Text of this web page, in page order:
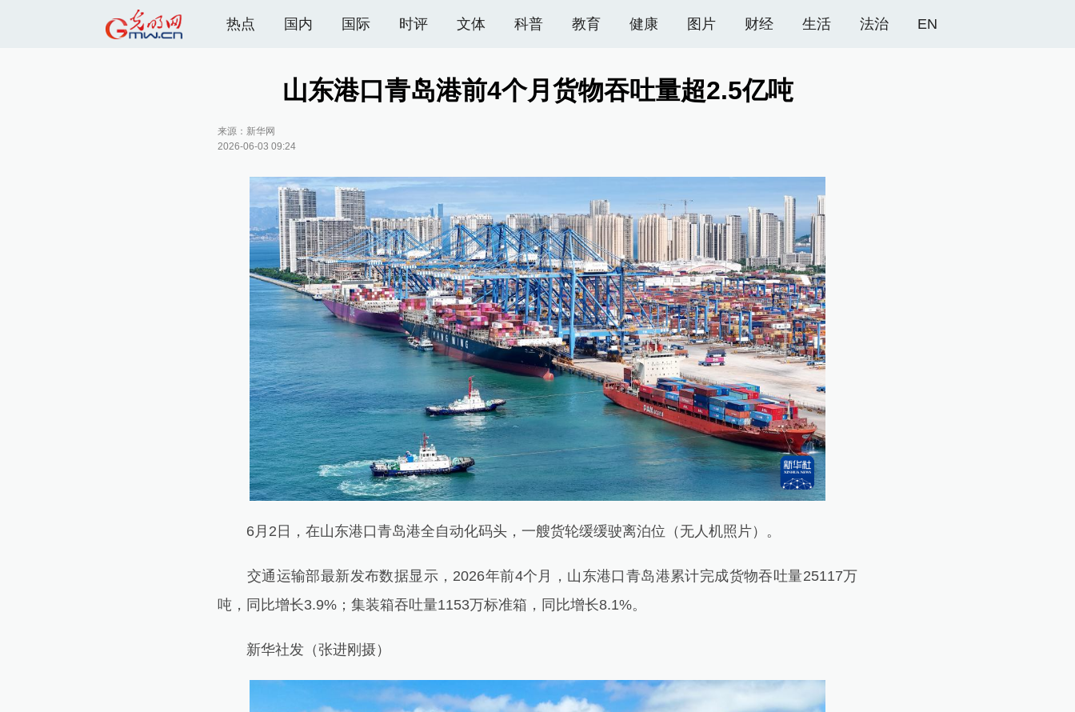
热点 国内 国际 时评 文体 科普 教育 健康 图片 财经 生活 法治 EN
山东港口青岛港前4个月货物吞吐量超2.5亿吨
来源： 新华网
2026-06-03 09:24
6月2日，在山东港口青岛港全自动化码头，一艘货轮缓缓驶离泊位（无人机照片）。
交通运输部最新发布数据显示，2026年前4个月，山东港口青岛港累计完成货物吞吐量25117万
吨，同比增长3.9%；集装箱吞吐量1153万标准箱，同比增长8.1%。
新华社发（张进刚摄）